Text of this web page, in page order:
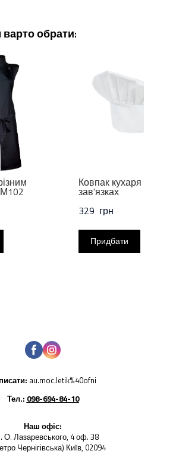
обрати:
Ковпак кухаря М1 на
зав'язках
329  грн
Придбати
au.moc.letik%40ofni
Тел.: 098-694-84-10
Наш офіс:
О. Лазаревського, 4 оф. 38
Чернігівська) Київ, 02094